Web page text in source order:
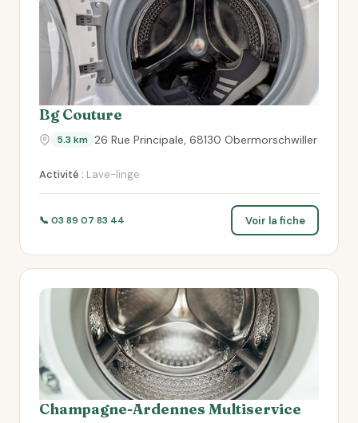
Bg Couture
5.3 km 26 Rue Principale, 68130 Obermorschwiller
Activité : Lave-linge
📞 03 89 07 83 44 Voir la fiche
Champagne-Ardennes Multiservice